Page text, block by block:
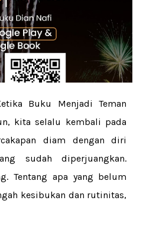
Buku Menjadi Teman
kita selalu kembali pada
diam dengan diri
sudah diperjuangkan.
Tentang apa yang belum
kesibukan dan rutinitas,